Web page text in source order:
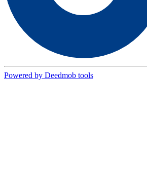
Powered by Deedmob tools